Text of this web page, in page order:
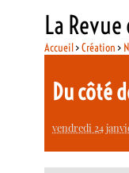
La
Accueil>Création >
Du côté
vendredi 24